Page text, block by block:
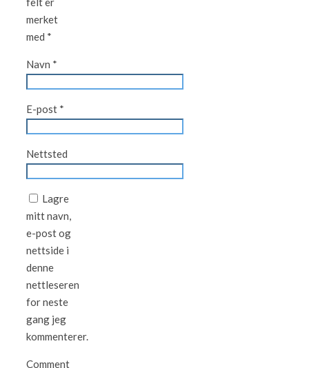
merket
med *
Navn *
E-post *
Nettsted
Lagre
mitt navn,
e-post og
nettside i
denne
nettleseren
for neste
gang jeg
kommenterer.
Comment